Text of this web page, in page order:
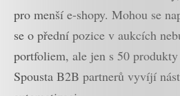
pro menší e-shopy. Mohou se
se o přední pozice v aukcích
portfoliem, ale jen s 50
Spousta B2B partnerů vyvíjí